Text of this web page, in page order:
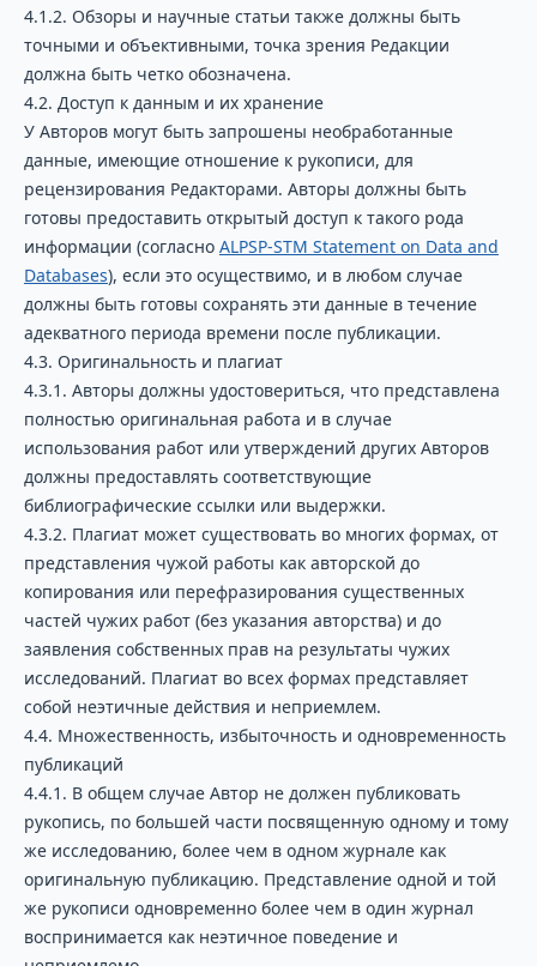
4.1.2. Обзоры и научные статьи также должны быть
точными и объективными, точка зрения Редакции
должна быть четко обозначена.
4.2. Доступ к данным и их хранение
У Авторов могут быть запрошены необработанные
данные, имеющие отношение к рукописи, для
рецензирования Редакторами. Авторы должны быть
готовы предоставить открытый доступ к такого рода
информации (согласно ALPSP-STM Statement on Data and
Databases), если это осуществимо, и в любом случае
должны быть готовы сохранять эти данные в течение
адекватного периода времени после публикации.
4.3. Оригинальность и плагиат
4.3.1. Авторы должны удостовериться, что представлена
полностью оригинальная работа и в случае
использования работ или утверждений других Авторов
должны предоставлять соответствующие
библиографические ссылки или выдержки.
4.3.2. Плагиат может существовать во многих формах, от
представления чужой работы как авторской до
копирования или перефразирования существенных
частей чужих работ (без указания авторства) и до
заявления собственных прав на результаты чужих
исследований. Плагиат во всех формах представляет
собой неэтичные действия и неприемлем.
4.4. Множественность, избыточность и одновременность
публикаций
4.4.1. В общем случае Автор не должен публиковать
рукопись, по большей части посвященную одному и тому
же исследованию, более чем в одном журнале как
оригинальную публикацию. Представление одной и той
же рукописи одновременно более чем в один журнал
воспринимается как неэтичное поведение и